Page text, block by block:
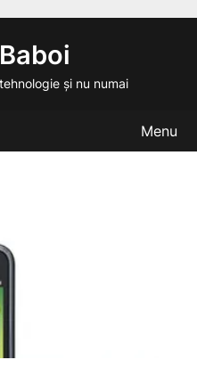
și nu numai
Menu